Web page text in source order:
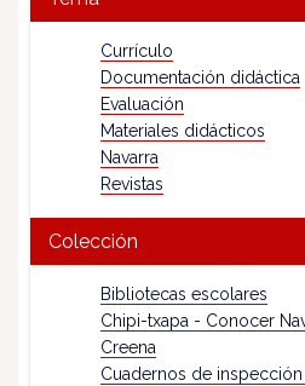
Currículo
Documentación didáctica
Evaluación
Materiales didácticos
Navarra
Revistas
Colección
Bibliotecas escolares
Chipi-txapa - Conocer
Creena
Cuadernos de inspección